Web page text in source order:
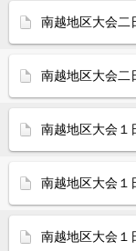
南越地区大会二
南越地区大会二
南越地区大会１
南越地区大会１
南越地区大会１